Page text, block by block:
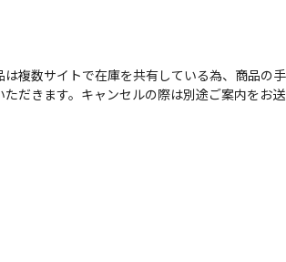
複数サイトで在庫を共有している為、商品の
だきます。キャンセルの際は別途ご案内をお